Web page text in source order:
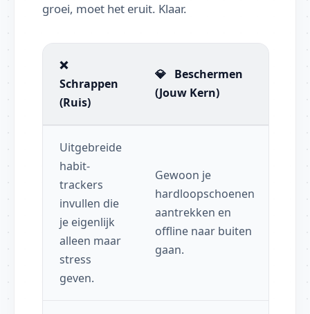
groei, moet het eruit. Klaar.
❌
Schrappen
(Ruis)
💎 Beschermen
(Jouw Kern)
Uitgebreide
habit-
trackers
invullen die
je eigenlijk
alleen maar
stress
geven.
Gewoon je
hardloopschoenen
aantrekken en
offline naar buiten
gaan.